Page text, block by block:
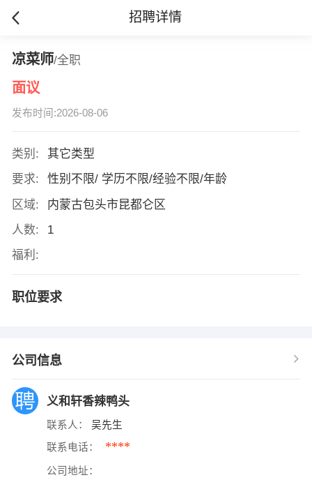
招聘详情
凉菜师/全职
面议
发布时间:2026-08-06
类别:
其它类型
要求:
性别不限/ 学历不限/经验不限/年龄
区域:
内蒙古包头市昆都仑区
人数:
1
福利:
职位要求
公司信息
义和轩香辣鸭头
联系人： 吴先生
联系电话： ****
公司地址：